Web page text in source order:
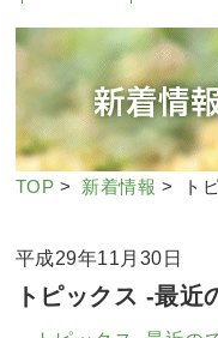
TOP > 新着情報 > ト
平成29年11月30日
トピックス -最近